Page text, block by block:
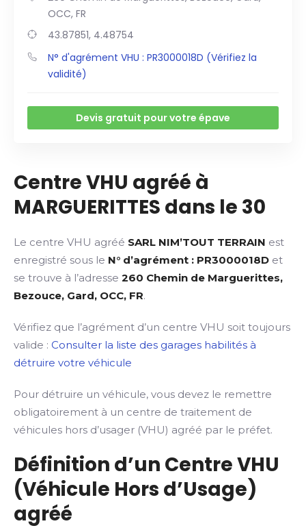
OCC, FR
43.87851, 4.48754
N° d'agrément VHU : PR3000018D (Vérifiez la
validité)
Devis gratuit pour votre épave
Centre VHU agréé à
MARGUERITTES dans le 30
Le centre VHU agréé SARL NIM’TOUT TERRAIN est
enregistré sous le N° d’agrément : PR3000018D et
se trouve à l’adresse 260 Chemin de Marguerittes,
Bezouce, Gard, OCC, FR.
Vérifiez que l’agrément d’un centre VHU soit toujours
valide : Consulter la liste des garages habilités à
détruire votre véhicule
Pour détruire un véhicule, vous devez le remettre
obligatoirement à un centre de traitement de
véhicules hors d’usager (VHU) agréé par le préfet.
Définition d’un Centre VHU
(Véhicule Hors d’Usage)
agréé